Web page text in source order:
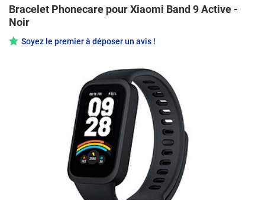
Bracelet Phonecare pour Xiaomi Band 9 Active -
Noir
Soyez le premier à déposer un avis !